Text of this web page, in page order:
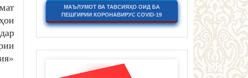
МАЪЛУМОТ ВА ТАВСИЯҲО ОИД БА
ПЕШГИРИИ КОРОНАВИРУС COVID-19